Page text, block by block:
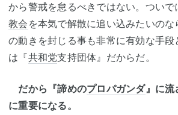
から警戒を怠るべきではない。ついで
教会 を本気で解散に追い込みたいのな
の動きを封じる事も非常に有効な手段
は『共和党支持団体』だからだ。
だから『諦めのプロパガンダ』に流
に重要になる。